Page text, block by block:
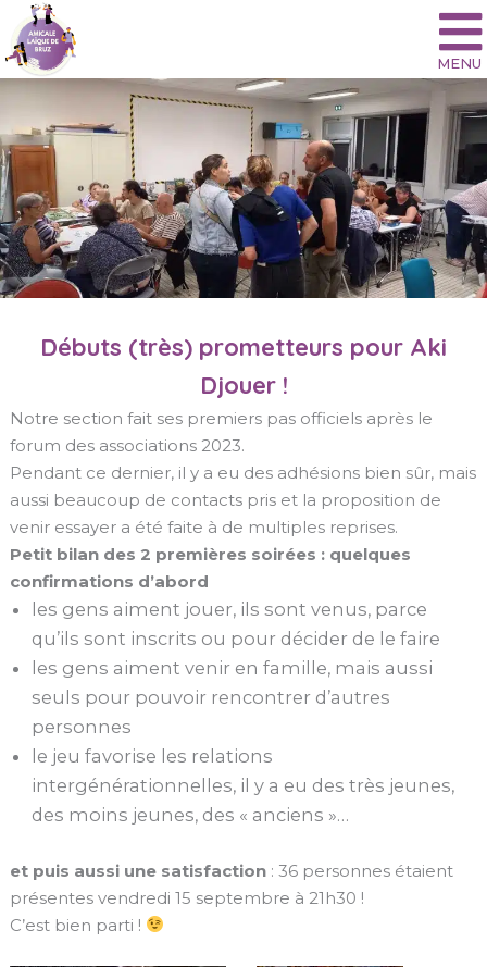
Aller
au
contenu
Débuts (très) prometteurs pour Aki
Djouer !
Notre section fait ses premiers pas officiels après le
forum des associations 2023.
Pendant ce dernier, il y a eu des adhésions bien sûr, mais
aussi beaucoup de contacts pris et la proposition de
venir essayer a été faite à de multiples reprises.
Petit bilan des 2 premières soirées : quelques
confirmations d’abord
les gens aiment jouer, ils sont venus, parce
qu’ils sont inscrits ou pour décider de le faire
les gens aiment venir en famille, mais aussi
seuls pour pouvoir rencontrer d’autres
personnes
le jeu favorise les relations
intergénérationnelles, il y a eu des très jeunes,
des moins jeunes, des « anciens »…
et puis aussi une satisfaction: 36 personnes étaient
présentes vendredi 15 septembre à 21h30 !
C’est bien parti !